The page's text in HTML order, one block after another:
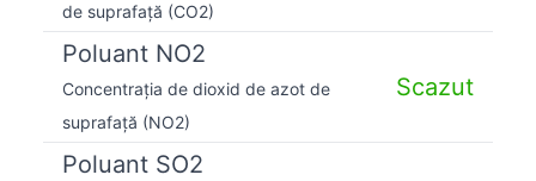
de suprafață (CO2)
Poluant NO2
Concentrația de dioxid de azot de
suprafață (NO2)
Scazut
Poluant SO2